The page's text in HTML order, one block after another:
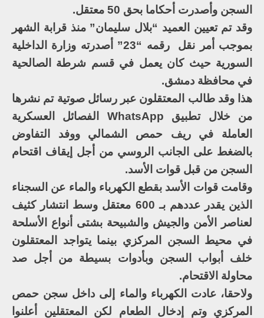
السجن وأصدرت أحكاما بحق 50 معتقل.
وقد تم تعيين العميد “بلال سليمان” منذ قرابة الشهر
بموجب أمر نقل رقمه “23” أصدرته وزارة الداخلية
السورية حيث كان يعمل في قسم شرطة الصالحية
في محافظة دمشق.
هذا وقد طالب المعتقلون عبر رسائل صوتية تم نشرها
من خلال تطبيق WhatsApp الفصائل العسكرية
العاملة في ريف حمص الشمالي ووفد التفاوض
بالضغط على الجانب الروسي من أجل إيقاف اقتحام
السجن من قبل قوات الأسد.
وقامت قوات الأسد بقطع الكهرباء والماء عن السجناء
الذين يقدر عددهم بـ 600 معتقل وسط انتشار كثيف
لعناصر الأمن والجيش والشبيحة بشتى أنواع الأسلحة
في محيط السجن المركزي بينما يتواجد المعتقلون
خلف أبواب السجن وبأدوات بسيطة من أجل صد
محاولة الاقتحام.
ولاحقا، عادت الكهرباء والماء إلى داخل سجن حمص
المركزي وتم إدخال الطعام لكن المعتقلين أعلنوا